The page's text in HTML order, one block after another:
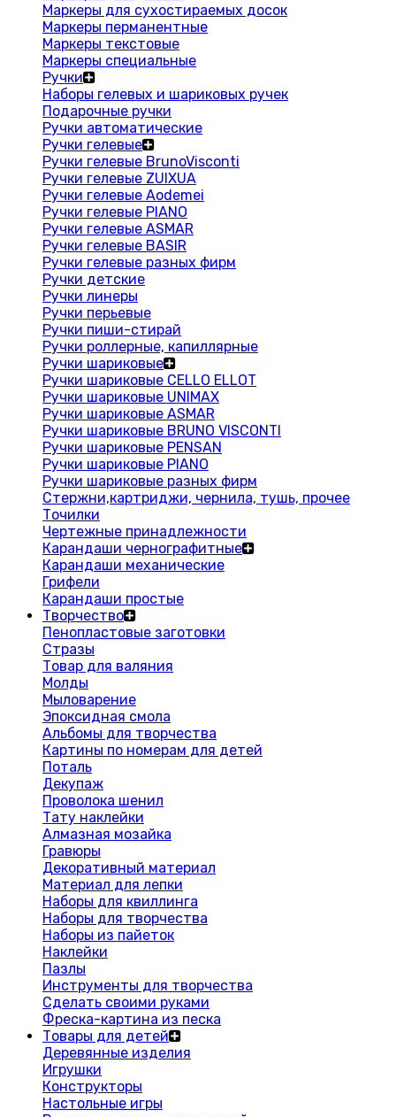
Маркеры для сухостираемых досок
Маркеры перманентные
Маркеры текстовые
Маркеры специальные
Ручки
Наборы гелевых и шариковых ручек
Подарочные ручки
Ручки автоматические
Ручки гелевые
Ручки гелевые BrunoVisconti
Ручки гелевые ZUIXUA
Ручки гелевые Aodemei
Ручки гелевые PIANO
Ручки гелевые ASMAR
Ручки гелевые BASIR
Ручки гелевые разных фирм
Ручки детские
Ручки линеры
Ручки перьевые
Ручки пиши-стирай
Ручки роллерные, капиллярные
Ручки шариковые
Ручки шариковые CELLO ELLOT
Ручки шариковые UNIMAX
Ручки шариковые ASMAR
Ручки шариковые BRUNO VISCONTI
Ручки шариковые PENSAN
Ручки шариковые PIANO
Ручки шариковые разных фирм
Стержни,картриджи, чернила, тушь, прочее
Точилки
Чертежные принадлежности
Карандаши чернографитные
Карандаши механические
Грифели
Карандаши простые
Творчество
Пенопластовые заготовки
Стразы
Товар для валяния
Молды
Мыловарение
Эпоксидная смола
Альбомы для творчества
Картины по номерам для детей
Поталь
Декупаж
Проволока шенил
Тату наклейки
Алмазная мозайка
Гравюры
Декоративный материал
Материал для лепки
Наборы для квиллинга
Наборы для творчества
Наборы из пайеток
Наклейки
Пазлы
Инструменты для творчества
Сделать своими руками
Фреска-картина из песка
Товары для детей
Деревянные изделия
Игрушки
Конструкторы
Настольные игры